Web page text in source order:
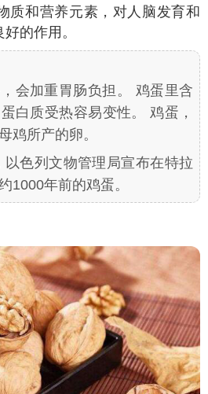
质和营养元素，对人脑发育和
的作用。
会加重胃肠负担。 鸡蛋里含
白质受热容易变性。 鸡蛋，
鸡所产的卵。
以色列文物管理局宣布在特拉
1000年前的鸡蛋。